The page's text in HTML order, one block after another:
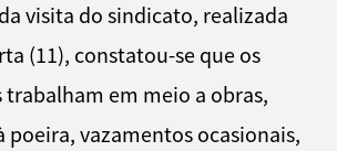
visita do sindicato, realizada
(11), constatou-se que os
trabalham em meio a obras,
poeira, vazamentos ocasionais,